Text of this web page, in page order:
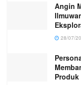
Angin
28/07/
Produk